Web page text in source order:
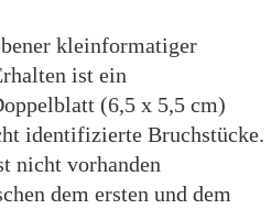
kleinformatiger
ist ein
(6,5 x 5,5 cm)
identifizierte Bruchstücke.
nicht vorhanden
dem ersten und dem